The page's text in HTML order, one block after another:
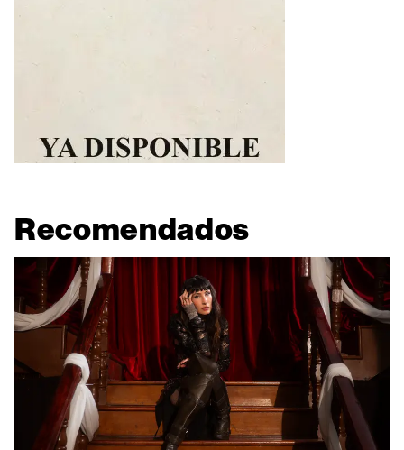
Recomendados